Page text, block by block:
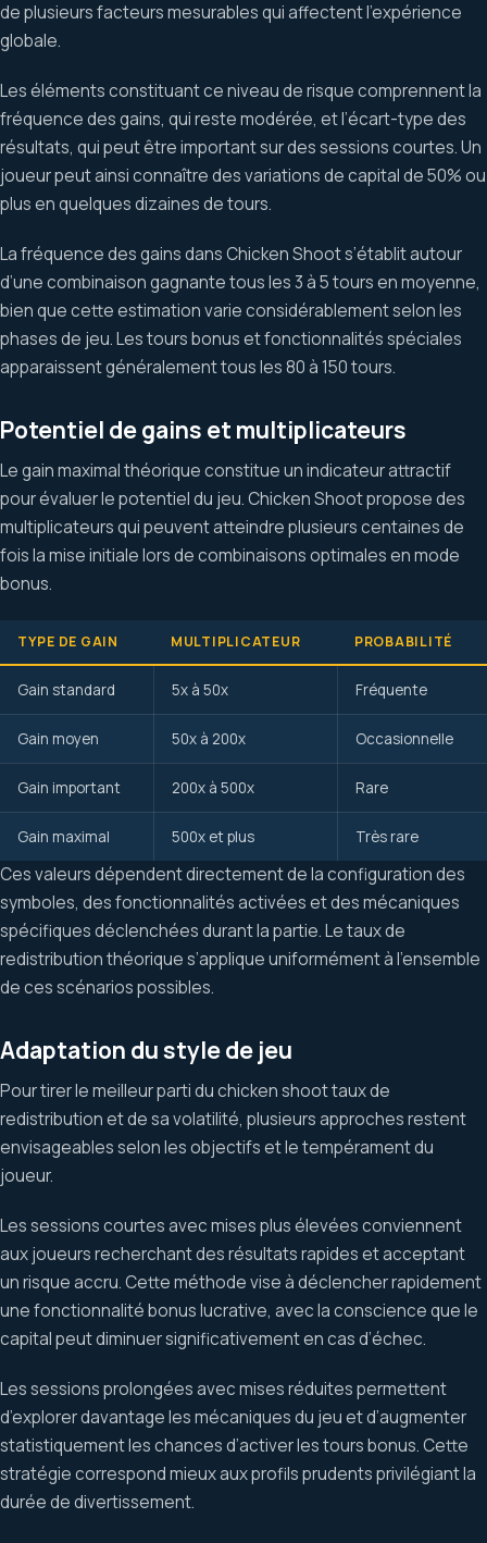
de plusieurs facteurs mesurables qui affectent l’expérience
globale.
Les éléments constituant ce niveau de risque comprennent la
fréquence des gains, qui reste modérée, et l’écart-type des
résultats, qui peut être important sur des sessions courtes. Un
joueur peut ainsi connaître des variations de capital de 50% ou
plus en quelques dizaines de tours.
La fréquence des gains dans Chicken Shoot s’établit autour
d’une combinaison gagnante tous les 3 à 5 tours en moyenne,
bien que cette estimation varie considérablement selon les
phases de jeu. Les tours bonus et fonctionnalités spéciales
apparaissent généralement tous les 80 à 150 tours.
Potentiel de gains et multiplicateurs
Le gain maximal théorique constitue un indicateur attractif
pour évaluer le potentiel du jeu. Chicken Shoot propose des
multiplicateurs qui peuvent atteindre plusieurs centaines de
fois la mise initiale lors de combinaisons optimales en mode
bonus.
TYPE DE GAIN MULTIPLICATEUR PROBABILITÉ
Gain standard 5x à 50x Fréquente
Gain moyen 50x à 200x Occasionnelle
Gain important 200x à 500x Rare
Gain maximal 500x et plus Très rare
Ces valeurs dépendent directement de la configuration des
symboles, des fonctionnalités activées et des mécaniques
spécifiques déclenchées durant la partie. Le taux de
redistribution théorique s’applique uniformément à l’ensemble
de ces scénarios possibles.
Adaptation du style de jeu
Pour tirer le meilleur parti du chicken shoot taux de
redistribution et de sa volatilité, plusieurs approches restent
envisageables selon les objectifs et le tempérament du
joueur.
Les sessions courtes avec mises plus élevées conviennent
aux joueurs recherchant des résultats rapides et acceptant
un risque accru. Cette méthode vise à déclencher rapidement
une fonctionnalité bonus lucrative, avec la conscience que le
capital peut diminuer significativement en cas d’échec.
Les sessions prolongées avec mises réduites permettent
d’explorer davantage les mécaniques du jeu et d’augmenter
statistiquement les chances d’activer les tours bonus. Cette
stratégie correspond mieux aux profils prudents privilégiant la
durée de divertissement.